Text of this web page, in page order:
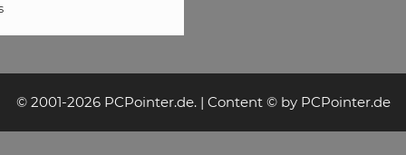
© 2001-2026 PCPointer.de. | Content © by PCPointer.de